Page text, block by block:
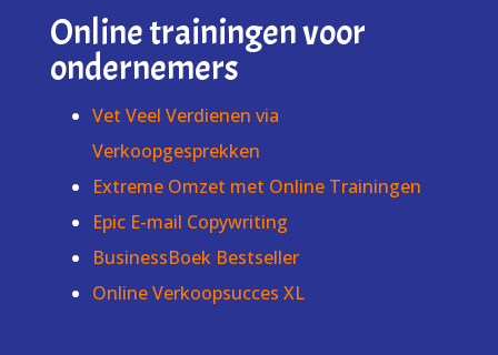
Online trainingen voor
ondernemers
Vet Veel Verdienen via
Verkoopgesprekken
Extreme Omzet met Online Trainingen
Epic E-mail Copywriting
BusinessBoek Bestseller
Online Verkoopsucces XL